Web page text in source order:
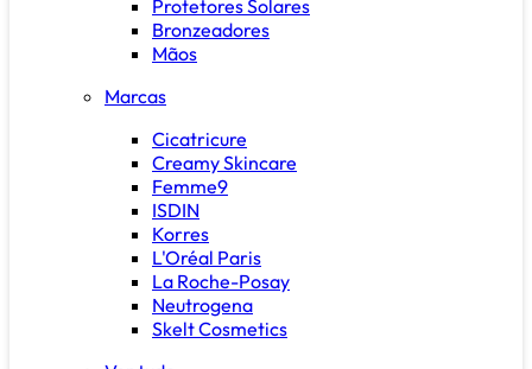
Protetores Solares
Bronzeadores
Mãos
Marcas
Cicatricure
Creamy Skincare
Femme9
ISDIN
Korres
L'Oréal Paris
La Roche-Posay
Neutrogena
Skelt Cosmetics